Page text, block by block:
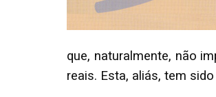
que, naturalmente, não
reais. Esta, aliás, tem